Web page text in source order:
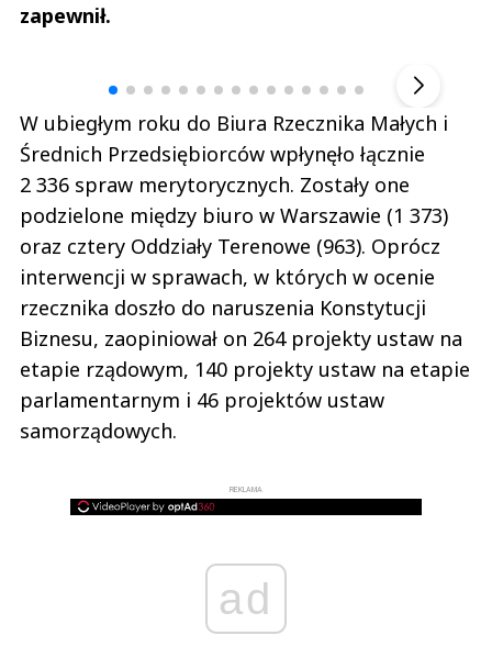
zapewnił.
W ubiegłym roku do Biura Rzecznika Małych i
Średnich Przedsiębiorców wpłynęło łącznie
2 336 spraw merytorycznych. Zostały one
podzielone między biuro w Warszawie (1 373)
oraz cztery Oddziały Terenowe (963). Oprócz
interwencji w sprawach, w których w ocenie
rzecznika doszło do naruszenia Konstytucji
Biznesu, zaopiniował on 264 projekty ustaw na
etapie rządowym, 140 projekty ustaw na etapie
parlamentarnym i 46 projektów ustaw
samorządowych.
REKLAMA
ad